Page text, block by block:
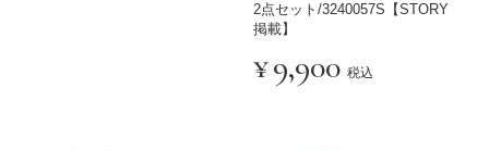
2点セット/3240057S【STORY
掲載】
¥9,900 税込